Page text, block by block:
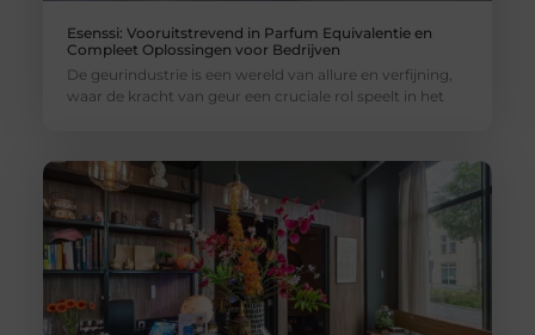
Esenssi: Vooruitstrevend in Parfum Equivalentie en
Compleet Oplossingen voor Bedrijven
De geurindustrie is een wereld van allure en verfijning,
waar de kracht van geur een cruciale rol speelt in het